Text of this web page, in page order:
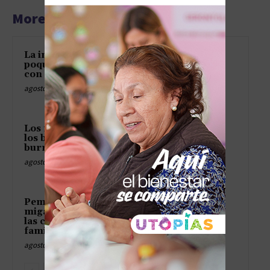
More articles
La inflación mexicana baja un
poquito pero el Banxico sigue
con el freno puesto
agosto 7, 2026
Los ríos alemanes se secan y
los barcos cargan como una
burra sin alfalfa
agosto 7, 2026
Pemex le pasa al gobierno
migajas del petróleo y luego se
las cobra como adeudo
familiar
agosto 7, 2026